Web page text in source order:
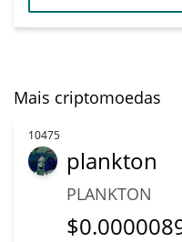
Mais criptomoedas
10475
plankton
PLANKTON
$